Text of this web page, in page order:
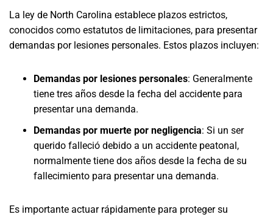
La ley de North Carolina establece plazos estrictos,
conocidos como estatutos de limitaciones, para presentar
demandas por lesiones personales. Estos plazos incluyen:
Demandas por lesiones personales: Generalmente
tiene tres años desde la fecha del accidente para
presentar una demanda.
Demandas por muerte por negligencia: Si un ser
querido falleció debido a un accidente peatonal,
normalmente tiene dos años desde la fecha de su
fallecimiento para presentar una demanda.
Es importante actuar rápidamente para proteger su